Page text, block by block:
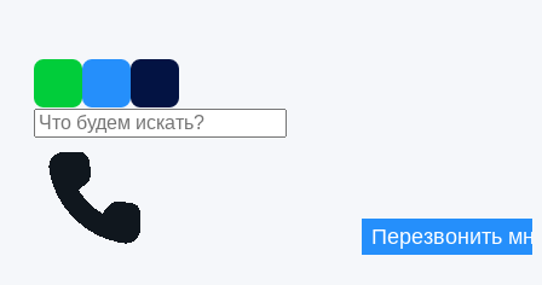
Перезвонить